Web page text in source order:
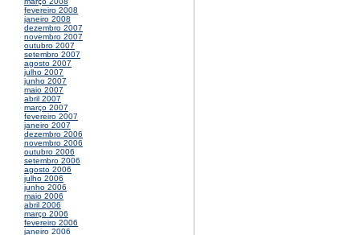
fevereiro 2008
janeiro 2008
dezembro 2007
novembro 2007
outubro 2007
setembro 2007
agosto 2007
julho 2007
junho 2007
maio 2007
abril 2007
março 2007
fevereiro 2007
janeiro 2007
dezembro 2006
novembro 2006
outubro 2006
setembro 2006
agosto 2006
julho 2006
junho 2006
maio 2006
abril 2006
março 2006
fevereiro 2006
janeiro 2006